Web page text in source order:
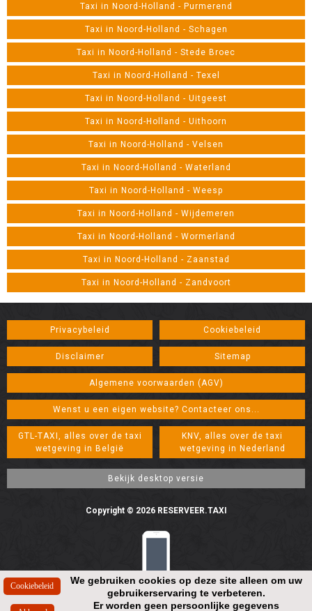
We gebruiken cookies op deze site alleen om uw
gebruikerservaring te verbeteren.
Er worden geen persoonlijke gegevens
Taxi in Noord-Holland - Purmerend
Taxi in Noord-Holland - Schagen
Taxi in Noord-Holland - Stede Broec
Taxi in Noord-Holland - Texel
Taxi in Noord-Holland - Uitgeest
Taxi in Noord-Holland - Uithoorn
Taxi in Noord-Holland - Velsen
Taxi in Noord-Holland - Waterland
Taxi in Noord-Holland - Weesp
Taxi in Noord-Holland - Wijdemeren
Taxi in Noord-Holland - Wormerland
Taxi in Noord-Holland - Zaanstad
Taxi in Noord-Holland - Zandvoort
Privacybeleid Cookiebeleid
Disclaimer Sitemap
Algemene voorwaarden (AGV)
Wenst u een eigen website? Contacteer ons...
GTL-TAXI, alles over de taxi
wetgeving in België
KNV, alles over de taxi
wetgeving in Nederland
Copyright © 2026 RESERVEER.TAXI
Resolution: 448*896